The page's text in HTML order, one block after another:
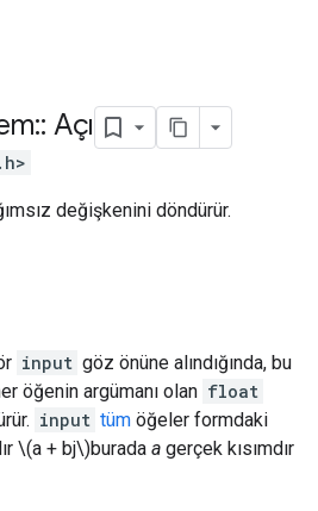
:: Açı
değişkenini döndürür.
input göz önüne alındığında, bu
öğenin argümanı olan float
input tüm öğeler formdaki
\(a + bj\)burada a gerçek kısımdır